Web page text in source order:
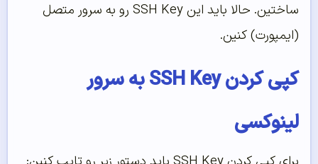
ساختین. حالا باید این SSH Key رو به سرور متصل
(ایمپورت) کنین.
کپی کردن SSH Key به سرور
لینوکسی